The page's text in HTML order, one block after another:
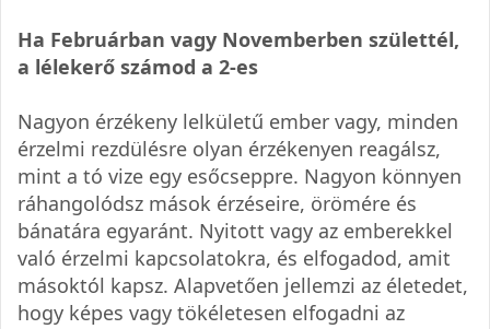
Ha Februárban vagy Novemberben születtél,
a lélekerő számod a 2-es
Nagyon érzékeny lelkületű ember vagy, minden
érzelmi rezdülésre olyan érzékenyen reagálsz,
mint a tó vize egy esőcseppre. Nagyon könnyen
ráhangolódsz mások érzéseire, örömére és
bánatára egyaránt. Nyitott vagy az emberekkel
való érzelmi kapcsolatokra, és elfogadod, amit
másoktól kapsz. Alapvetően jellemzi az életedet,
hogy képes vagy tökéletesen elfogadni az